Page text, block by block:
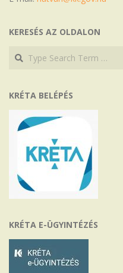
KERESÉS AZ OLDALON
Search
Search
KRÉTA BELÉPÉS
KRÉTA E-ÜGYINTÉZÉS